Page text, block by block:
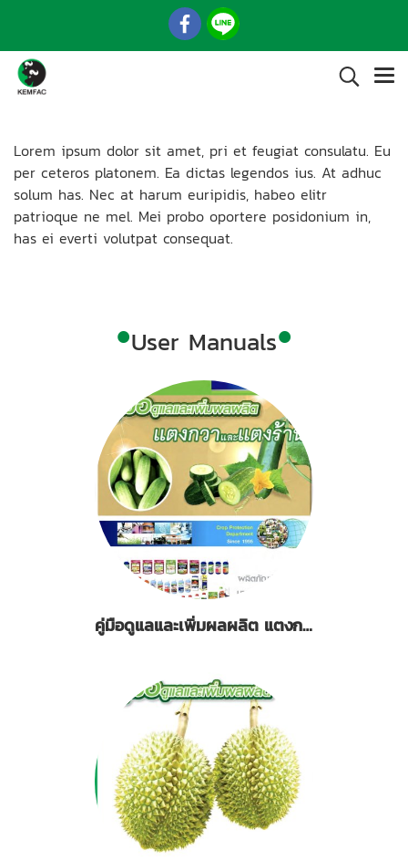
Lorem ipsum dolor sit amet, pri et feugiat consulatu. Eu
per ceteros platonem. Ea dictas legendos ius. At adhuc
solum has. Nec at harum euripidis, habeo elitr
patrioque ne mel. Mei probo oportere posidonium in,
has ei everti volutpat consequat.
•User Manuals•
คู่มือดูแลและเพิ่มผลผลิต แตงกวาและแตงร้าน